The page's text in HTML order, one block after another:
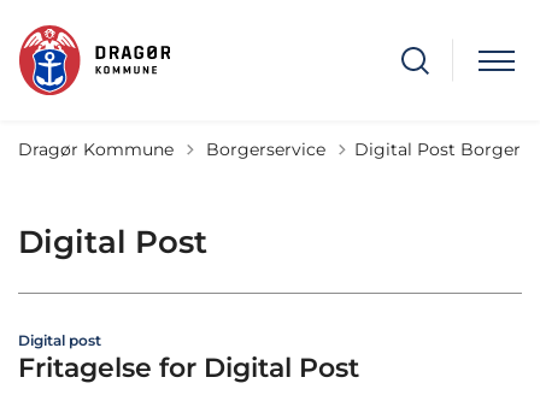
Dragør Kommune Tilbage til
Borgerservice Digital Post Borger
Digital Post
Digital post
Fritagelse for Digital Post